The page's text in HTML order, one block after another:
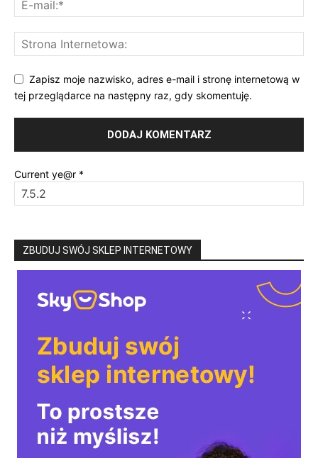
Zapisz moje nazwisko, adres e-mail i stronę internetową w
tej przeglądarce na następny raz, gdy skomentuję.
Current ye@r *
ZBUDUJ SWÓJ SKLEP INTERNETOWY